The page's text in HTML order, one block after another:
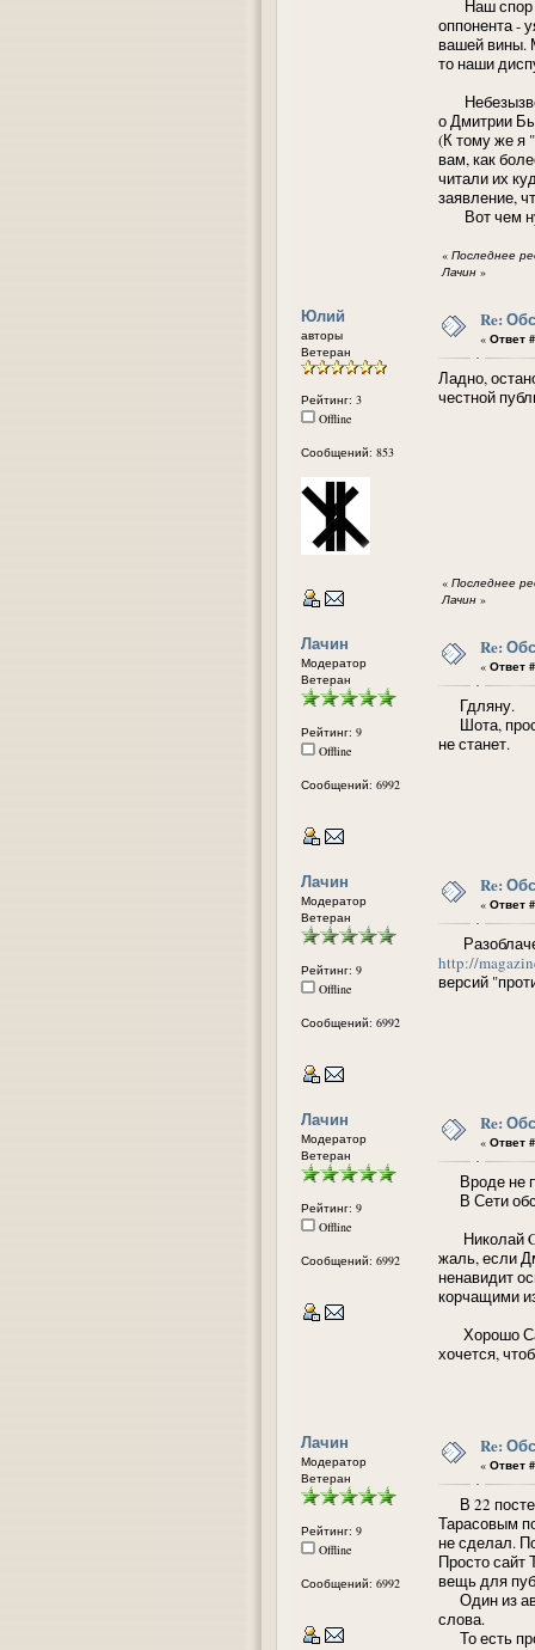
Наш спор
оппонента -
вашей вины.
то наши
о Дмитрии
(К тому же я
вам, как
читали их
заявление,
Вот чем
« Последнее
Лачин »
Юлий
авторы
Ветеран
Рейтинг: 3
Offline
Сообщений: 853
Re:
« Ответ
Ладно,
честной
« Последнее
Лачин »
Лачин
Модератор
Ветеран
Рейтинг: 9
Offline
Сообщений: 6992
Re:
« Ответ
Гдляну.
Шота,
не станет.
Лачин
Модератор
Ветеран
Рейтинг: 9
Offline
Сообщений: 6992
Re:
« Ответ
http://
версий
Лачин
Модератор
Ветеран
Рейтинг: 9
Offline
Сообщений: 6992
Re:
« Ответ
Вроде не
В Сети
Николай
жаль, если
ненавидит
корчащими
Хорошо
хочется,
Лачин
Модератор
Ветеран
Рейтинг: 9
Offline
Сообщений: 6992
Re:
« Ответ
В 22 посте
Тарасовым
не сделал.
Просто сайт
вещь для
Один из
слова.
То есть